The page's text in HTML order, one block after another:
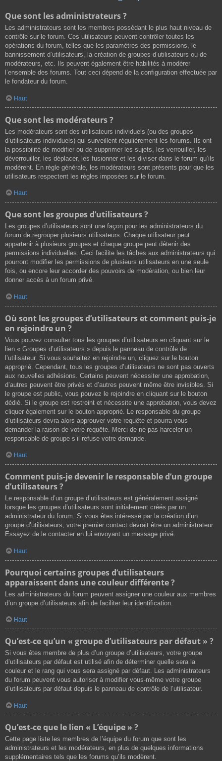
Que sont les administrateurs ?
Les administrateurs sont les membres possédant le plus haut niveau de
contrôle sur le forum. Ces utilisateurs peuvent contrôler toutes les
opérations du forum, telles que les paramètres des permissions, le
bannissement d’utilisateurs, la création de groupes d’utilisateurs ou de
modérateurs, etc. Ils peuvent également être habilités à modérer
l’ensemble des forums. Tout ceci dépend de la configuration effectuée par
le fondateur du forum.
Haut
Que sont les modérateurs ?
Les modérateurs sont des utilisateurs individuels (ou des groupes
d’utilisateurs individuels) qui surveillent régulièrement les forums. Ils ont
la possibilité de modifier ou de supprimer les sujets, les verrouiller, les
déverrouiller, les déplacer, les fusionner et les diviser dans le forum qu’ils
modèrent. En règle générale, les modérateurs sont présents pour que les
utilisateurs respectent les règles imposées sur le forum.
Haut
Que sont les groupes d’utilisateurs ?
Les groupes d’utilisateurs sont une façon pour les administrateurs du
forum de regrouper plusieurs utilisateurs. Chaque utilisateur peut
appartenir à plusieurs groupes et chaque groupe peut détenir des
permissions individuelles. Ceci facilite les tâches aux administrateurs qui
pourront modifier les permissions de plusieurs utilisateurs en une seule
fois, ou encore leur accorder des pouvoirs de modération, ou bien leur
donner accès à un forum privé.
Haut
Où sont les groupes d’utilisateurs et comment puis-je
en rejoindre un ?
Vous pouvez consulter tous les groupes d’utilisateurs en cliquant sur le
lien « Groupes d’utilisateurs » depuis le panneau de contrôle de
l’utilisateur. Si vous souhaitez en rejoindre un, cliquez sur le bouton
approprié. Cependant, tous les groupes d’utilisateurs ne sont pas ouverts
aux nouvelles adhésions. Certains peuvent nécessiter une approbation,
d’autres peuvent être privés et d’autres peuvent même être invisibles. Si
le groupe est public, vous pouvez le rejoindre en cliquant sur le bouton
dédié. Si le groupe est restreint et nécessite une approbation, vous devez
cliquer également sur le bouton approprié. Le responsable du groupe
d’utilisateurs devra alors approuver votre requête et pourra vous
demander la raison de votre requête. Merci de ne pas harceler un
responsable de groupe s’il refuse votre demande.
Haut
Comment puis-je devenir le responsable d’un groupe
d’utilisateurs ?
Le responsable d’un groupe d’utilisateurs est généralement assigné
lorsque les groupes d’utilisateurs sont initialement créés par un
administrateur du forum. Si vous êtes intéressé par la création d’un
groupe d’utilisateurs, votre premier contact devrait être un administrateur.
Essayez de le contacter en lui envoyant un message privé.
Haut
Pourquoi certains groupes d’utilisateurs
apparaissent dans une couleur différente ?
Les administrateurs du forum peuvent assigner une couleur aux membres
d’un groupe d’utilisateurs afin de faciliter leur identification.
Haut
Qu’est-ce qu’un « groupe d’utilisateurs par défaut » ?
Si vous êtes membre de plus d’un groupe d’utilisateurs, votre groupe
d’utilisateurs par défaut est utilisé afin de déterminer quelle sera la
couleur et le rang qui vous sera assigné par défaut. Les administrateurs
du forum peuvent vous autoriser à modifier vous-même votre groupe
d’utilisateurs par défaut depuis le panneau de contrôle de l’utilisateur.
Haut
Qu’est-ce que le lien « L’équipe » ?
Cette page liste les membres de l’équipe du forum que sont les
administrateurs et les modérateurs, en plus de quelques informations
supplémentaires tels que les forums qu’ils modèrent.